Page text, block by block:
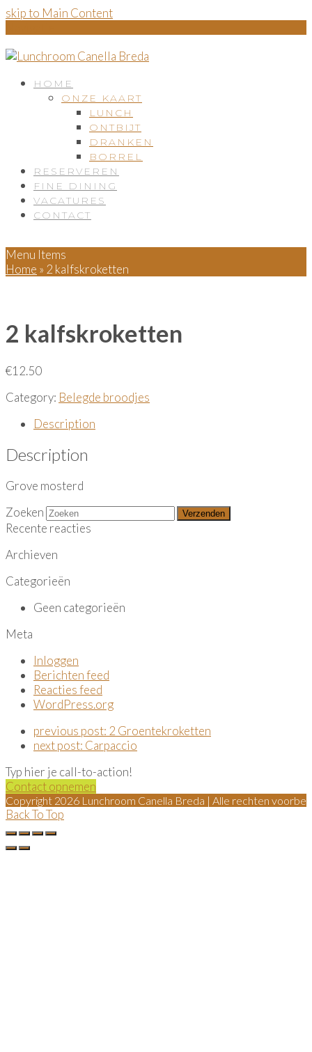
skip to Main Content
HOME
ONZE KAART
LUNCH
ONTBIJT
DRANKEN
BORREL
RESERVEREN
FINE DINING
VACATURES
CONTACT
Menu Items
Home » 2 kalfskroketten
2 kalfskroketten
€12.50
Category: Belegde broodjes
Description
Description
Grove mosterd
Zoeken
Verzenden
Recente reacties
Archieven
Categorieën
Geen categorieën
Meta
Inloggen
Berichten feed
Reacties feed
WordPress.org
previous post: 2 Groentekroketten
next post: Carpaccio
Typ hier je call-to-action!
Contact opnemen
Copyright 2026 Lunchroom Canella Breda | Alle rechten
Back To Top